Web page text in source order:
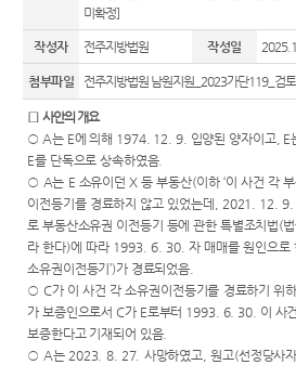
인사말
연혁
조직 및
전화번
호
재판개
정 및
법정안
내
관할구
역
시/군법
원
정읍지
원
남원지
원
판결
가사 교
육일정
포토뉴
스
법원게
시판
E-mail
Club
합적 사
법
지원 -
사법접
근센터
개인파
산 및
개인회
생 안내
민원안
내
법률상
담안내
자주묻
판결서
사본 제
공신청
판결서
인터넷
열람
각급법
원안내
니다
법원견
학
정보공
개
행동강
령위반
신고상
담
미확정]
작성자 전주지방법원 작성일
첨부파일 전주지방법원 남원지원_2023가단119_검
□사안의 개요
○ A는 E에 의해 1974. 12. 9. 입양된 양자이고, E
E를 단독으로 상속하였음.
○ A는 E 소유이던 X등 부동산(이하 ‘이 사건 각
이전등기를 경료하지 않고 있었는데
, 2021. 12. 9.
로 부동산소유권 이전등기 등에 관한 특별조치법(
라 한다)에 따라 1993. 6. 30. 자 매매를 원인으로
소유권이전등기’)가 경료되었음
○ C가 이 사건 각 소유권이전등기를 경료하기 위
가 보증인으로서C가 E로부터 1993. 6. 30. 이 사
보증한다고 기재되어 있음.
○ A는 2023. 8. 27. 사망하였고 ,원고(선정당사
원
정
보
소
통